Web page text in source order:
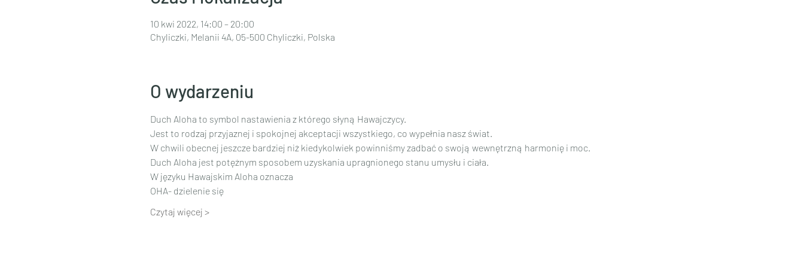
10 kwi 2022, 14:00 – 20:00
Chyliczki, Melanii 4A, 05-500 Chyliczki, Polska
O wydarzeniu
Duch Aloha to symbol nastawienia z którego słyną Hawajczycy.
Jest to rodzaj przyjaznej i spokojnej akceptacji wszystkiego, co wypełnia nasz świat.
W chwili obecnej jeszcze bardziej niż kiedykolwiek powinniśmy zadbać o swoją wewnętrzną harmonię i moc.
Duch Aloha jest potężnym sposobem uzyskania upragnionego stanu umysłu i ciała.
W języku Hawajskim Aloha oznacza
OHA- dzielenie się
Czytaj więcej >